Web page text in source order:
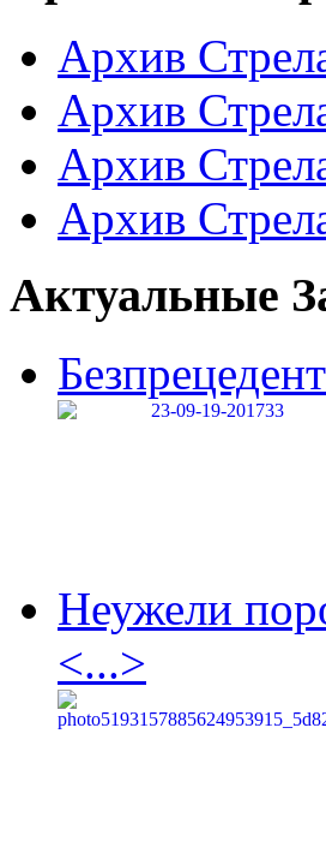
Архив
Архив
Архив
Архив
Актуальные
Неужели
<...>